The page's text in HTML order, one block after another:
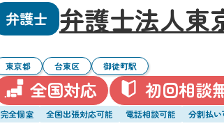
弁護士 弁護士法人東
東京都 台東区 御徒町駅
全国対応 初回相談
完全個室 全国出張対応可能 電話相談可能 分割払い